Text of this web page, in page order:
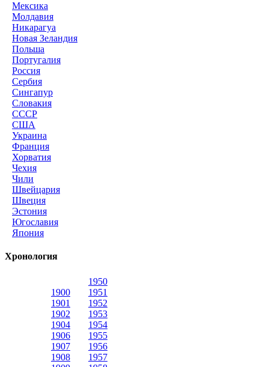
Мексика
Молдавия
Никарагуа
Новая Зеландия
Польша
Португалия
Россия
Сербия
Сингапур
Словакия
СССР
США
Украина
Франция
Хорватия
Чехия
Чили
Швейцария
Швеция
Эстония
Югославия
Япония
Хронология
1900
1901
1902
1904
1906
1907
1908
1950
1951
1952
1953
1954
1955
1956
1957